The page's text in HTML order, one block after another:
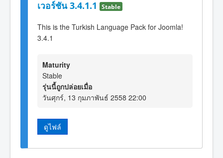
เวอร์ชัน 3.4.1.1 Stable
This is the Turkish Language Pack for Joomla!
3.4.1
Maturity
Stable
รุ่นนี้ถูกปล่อยเมื่อ
วันศุกร์, 13 กุมภาพันธ์ 2558 22:00
ดูไฟล์